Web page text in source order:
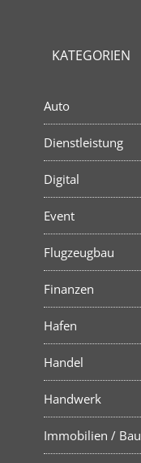
KATEGORIEN
Auto
Dienstleistung
Digital
Event
Flugzeugbau
Finanzen
Hafen
Handel
Handwerk
Immobilien / Bau